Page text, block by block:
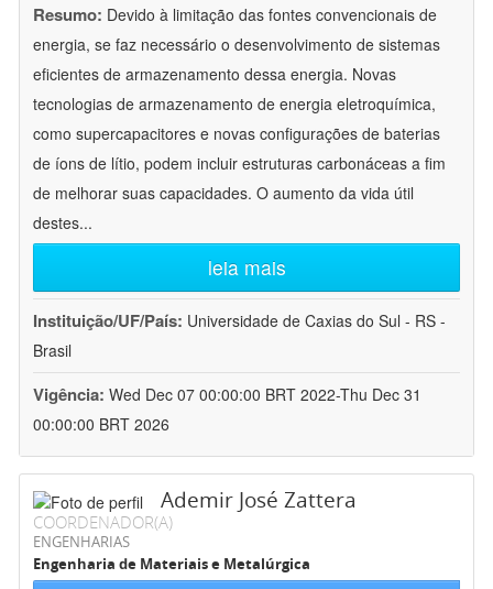
Resumo: Devido à limitação das fontes convencionais de
energia, se faz necessário o desenvolvimento de sistemas
eficientes de armazenamento dessa energia. Novas
tecnologias de armazenamento de energia eletroquímica,
como supercapacitores e novas configurações de baterias
de íons de lítio, podem incluir estruturas carbonáceas a fim
de melhorar suas capacidades. O aumento da vida útil
destes...
leia mais
Instituição/UF/País: Universidade de Caxias do Sul - RS -
Brasil
Vigência: Wed Dec 07 00:00:00 BRT 2022-Thu Dec 31
00:00:00 BRT 2026
Ademir José Zattera
COORDENADOR(A)
ENGENHARIAS
Engenharia de Materiais e Metalúrgica